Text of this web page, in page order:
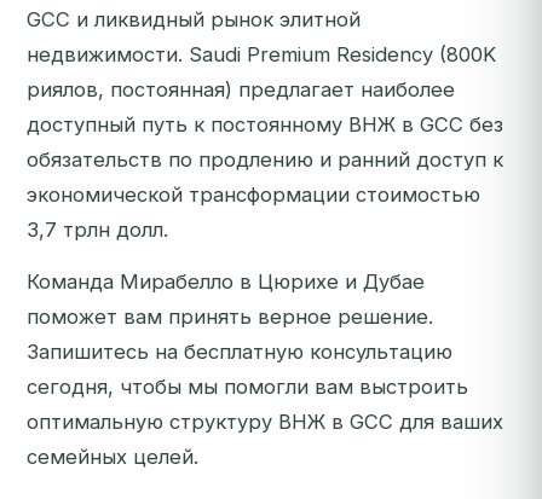
GCC и ликвидный рынок элитной
недвижимости. Saudi Premium Residency (800K
риялов, постоянная) предлагает наиболее
доступный путь к постоянному ВНЖ в GCC без
обязательств по продлению и ранний доступ к
экономической трансформации стоимостью
3,7 трлн долл.
Команда Мирабелло в Цюрихе и Дубае
поможет вам принять верное решение.
Запишитесь на бесплатную консультацию
сегодня, чтобы мы помогли вам выстроить
оптимальную структуру ВНЖ в GCC для ваших
семейных целей.